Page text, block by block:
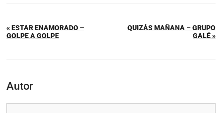
« ESTAR ENAMORADO –
GOLPE A GOLPE
QUIZÁS MAÑANA – GRUPO
GALÉ »
Autor